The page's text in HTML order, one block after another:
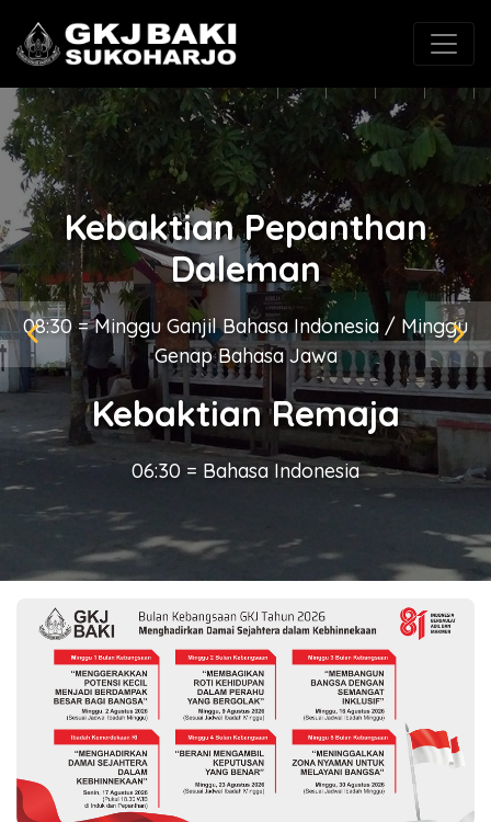
(0271) 625546 gkjbaki@gmail.com
Kebaktian Pepanthan
Kingkang
08:30 = Bahasa Jawa / Minggu terakhir Bahasa
Indonesia